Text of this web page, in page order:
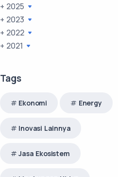
+ 2025
+ 2023
+ 2022
+ 2021
Tags
Ekonomi Energy
Inovasi Lainnya
Jasa Ekosistem